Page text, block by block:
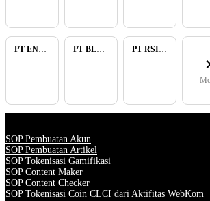
PT ENAM RATU TAYEB PT BLUELIGHT CONTINENTAL ABADI PT RSIA BUNDA ARIF
SOP Pembuatan Akun
SOP Pembuatan Artikel
SOP Tokenisasi Gamifikasi
SOP Content Maker
SOP Content Checker
SOP Tokenisasi Coin CLCI dari Aktifitas WebKom